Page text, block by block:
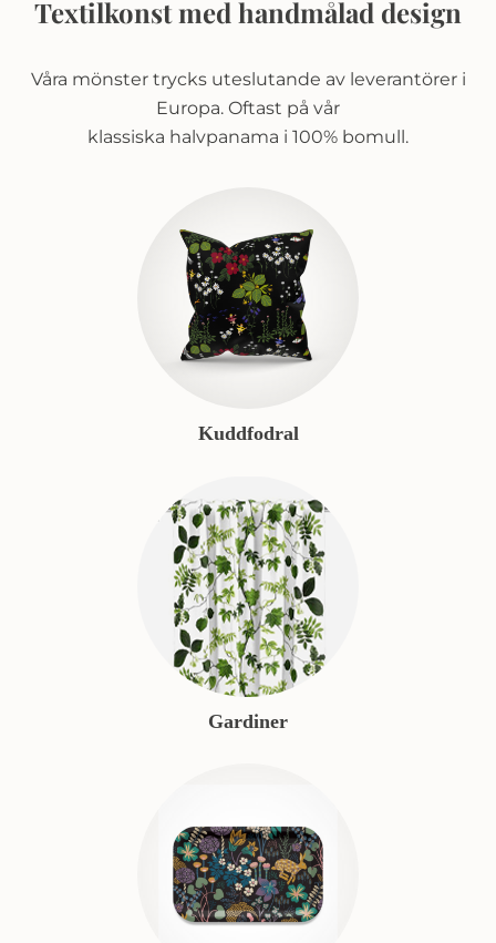
Textilkonst med handmålad design
Våra mönster trycks uteslutande av leverantörer i
Europa. Oftast på vår
klassiska halvpanama i 100% bomull.
Kuddfodral
Gardiner